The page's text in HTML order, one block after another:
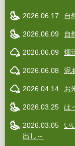
2026.06.17 自
2026.06.09 自
2026.06.09 畑
2026.06.08 泥
2026.04.14 お
2026.03.25 は
2026.03.05
い
出し～